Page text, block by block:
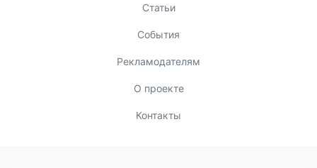
Статьи
События
Рекламодателям
О проекте
Контакты